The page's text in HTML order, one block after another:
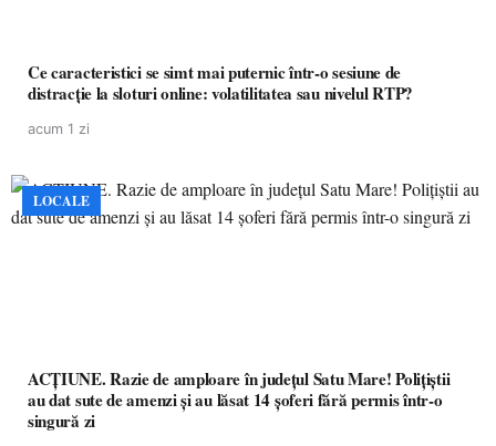
Ce caracteristici se simt mai puternic într-o sesiune de
distracție la sloturi online: volatilitatea sau nivelul RTP?
acum 1 zi
LOCALE
ACȚIUNE. Razie de amploare în județul Satu Mare! Polițiștii
au dat sute de amenzi și au lăsat 14 șoferi fără permis într-o
singură zi